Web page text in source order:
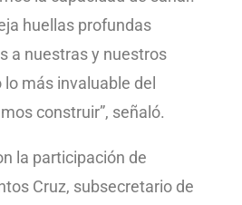
huellas profundas
a nuestras y nuestros
más invaluable del
construir”, señaló.
la participación de
Cruz, subsecretario de